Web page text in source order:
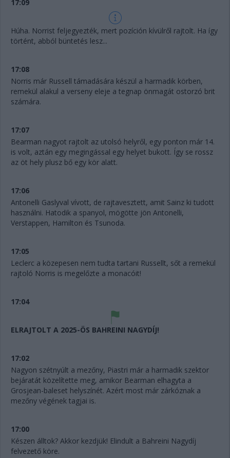
17:09
Húha. Norrist feljegyezték, mert pozíción kívülről rajtolt. Ha így
történt, abból büntetés lesz...
17:08
Norris már Russell támadására készül a harmadik körben,
remekül alakul a verseny eleje a tegnap önmagát ostorzó brit
számára.
17:07
Bearman nagyot rajtolt az utolsó helyről, egy ponton már 14.
is volt, aztán egy megingással egy helyet bukott. Így se rossz
az öt hely plusz bő egy kör alatt.
17:06
Antonelli Gaslyval vívott, de rajtavesztett, amit Sainz ki tudott
használni. Hatodik a spanyol, mögötte jön Antonelli,
Verstappen, Hamilton és Tsunoda.
17:05
Leclerc a közepesen nem tudta tartani Russellt, sőt a remekül
rajtoló Norris is megelőzte a monacóit!
17:04
ELRAJTOLT A 2025-ÖS BAHREINI NAGYDÍJ!
17:02
Nagyon szétnyúlt a mezőny, Piastri már a harmadik szektor
bejáratát közelítette meg, amikor Bearman elhagyta a
Grosjean-baleset helyszínét. Azért most már zárkóznak a
mezőny végének tagjai is.
17:00
Készen álltok? Akkor kezdjük! Elindult a Bahreini Nagydíj
felvezető köre.